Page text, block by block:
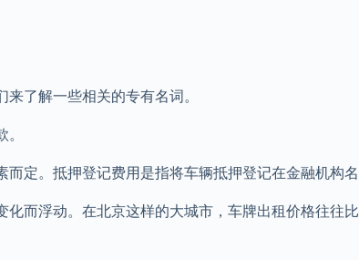
了解一些相关的专有名词。
定。抵押登记费用是指将车辆抵押登记在金融机构名
而浮动。在北京这样的大城市，车牌出租价格往往比